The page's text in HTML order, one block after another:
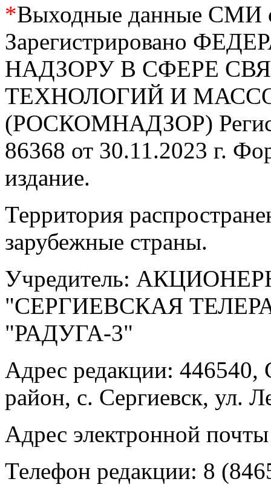
*Выходные данные СМИ
Зарегистрировано
НАДЗОРУ В СФЕРЕ
ТЕХНОЛОГИЙ И
(РОСКОМНАДЗОР)
86368 от 30.11.2023 г.
издание.
Территория
зарубежные страны.
Учредитель:
"СЕРГИЕВСКАЯ
"РАДУГА-3"
Адрес редакции: 446540,
район, с. Сергиевск, ул.
Адрес электронной
Телефон редакции: 8